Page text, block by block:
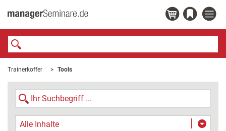
Trainerkoffer Tools
Alle Inhalte